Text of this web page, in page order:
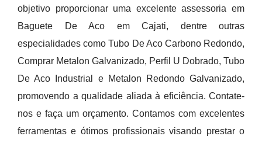
objetivo proporcionar uma excelente assessoria em
Baguete De Aco em Cajati, dentre outras
especialidades como Tubo De Aco Carbono Redondo,
Comprar Metalon Galvanizado, Perfil U Dobrado, Tubo
De Aco Industrial e Metalon Redondo Galvanizado,
promovendo a qualidade aliada à eficiência. Contate-
nos e faça um orçamento. Contamos com excelentes
ferramentas e ótimos profissionais visando prestar o